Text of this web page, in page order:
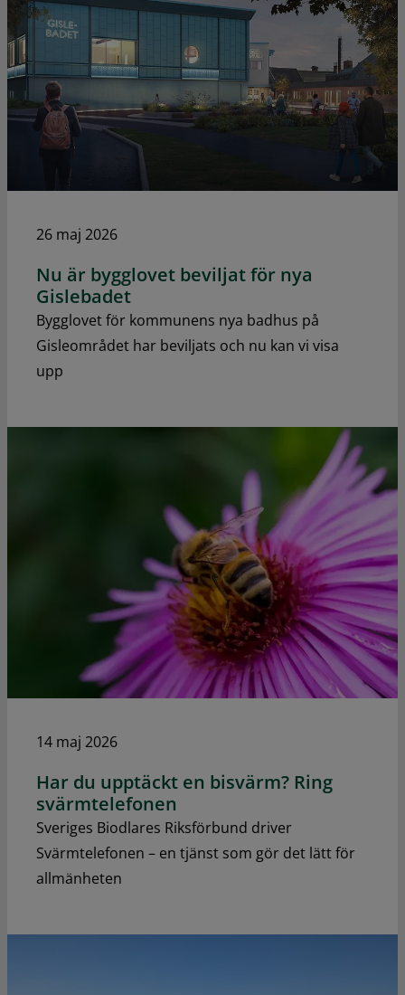
26 maj 2026
Nu är bygglovet beviljat för nya
Gislebadet
Bygglovet för kommunens nya badhus på
Gisleområdet har beviljats och nu kan vi visa
upp
14 maj 2026
Har du upptäckt en bisvärm? Ring
svärmtelefonen
Sveriges Biodlares Riksförbund driver
Svärmtelefonen – en tjänst som gör det lätt för
allmänheten